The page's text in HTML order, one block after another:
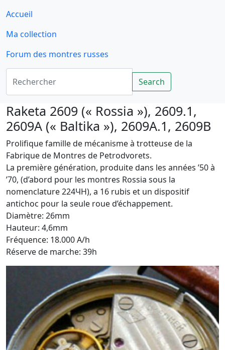
Accueil
Ma collection
Forum des montres russes
Rechercher
Search
Raketa 2609 (« Rossia »), 2609.1,
2609A (« Baltika »), 2609A.1, 2609B
Prolifique famille de mécanisme à trotteuse de la
Fabrique de Montres de Petrodvorets.
La première génération, produite dans les années ’50 à
’70, (d’abord pour les montres Rossia sous la
nomenclature 224ЧН), a 16 rubis et un dispositif
antichoc pour la seule roue d’échappement.
Diamètre: 26mm
Hauteur: 4,6mm
Fréquence: 18.000 A/h
Réserve de marche: 39h